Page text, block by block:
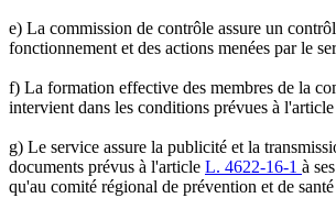
e) La commission de contrôle assure un
fonctionnement et des actions menées par le
f) La formation effective des membres de la
intervient dans les conditions prévues à l'article
g) Le service assure la publicité et la
documents prévus à l'article L. 4622-16-1 à
qu'au comité régional de prévention et de